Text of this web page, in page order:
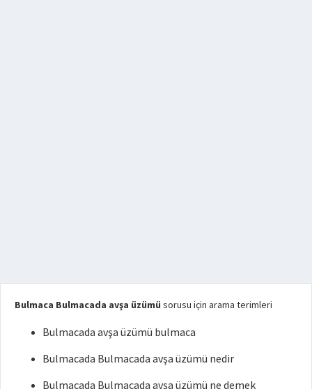
Bulmaca Bulmacada avşa üzümü sorusu için arama terimleri
Bulmacada avşa üzümü bulmaca
Bulmacada Bulmacada avşa üzümü nedir
Bulmacada Bulmacada avşa üzümü ne demek